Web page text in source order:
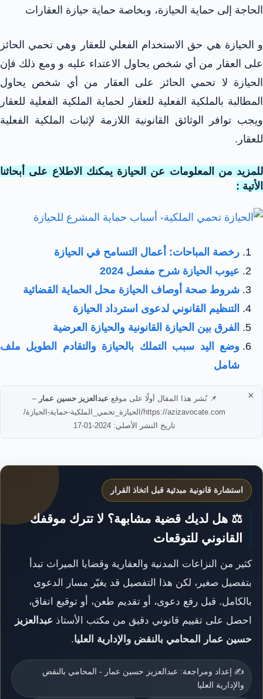
الحاجة إلى حماية الحيازة، وبخاصة حماية حيازة العقارات
و الحيازة هي حق الاستخدام الفعلي للعقار وهي تحمي الحائز
على العقار من أي شخص يحاول الاعتداء عليه و ومع ذلك فإن
الحيازة لا تحمي الحائز على العقار من أي شخص يحاول
المطالبة بالملكية الفعلية للعقار لحماية الملكية الفعلية للعقار
ويجب توافر الوثائق القانونية اللازمة لإثبات الملكية الفعلية
للعقار.
للمزيد من المعلومات عن الحيازة يمكنك الاطلاع على أبحاثنا
الأتية :
رخصة المباحات: أعمال التسامح في الحيازة
عيوب الحيازة شرح مفصل 2024
شروط صحة أوصاف الحيازة محل الحماية القضائية
التنظيم القانوني لدعوى استرداد الحيازة
الفرق بين الحيازة القانونية والحيازة العرضية
وضع اليد سبب التملك بالحيازة والتقادم الطويل ملف
شامل
📌 نُشر هذا المقال أولًا على موقع عبدالعزيز حسين عمار –
https://azizavocate.com/الحيازة_تحمي_الملكية-حماية-الحيازة/
تاريخ النشر الأصلي: 2024-01-17
×
استشارة قانونية مبدئية قبل اتخاذ القرار
⚖️ هل لديك قضية مشابهة؟ لا تترك موقفك
القانوني للتوقعات
كثير من النزاعات المدنية والعقارية وقضايا الميراث تبدأ
بتفصيل صغير، لكن هذا التفصيل قد يغيّر مسار الدعوى
بالكامل. قبل رفع دعوى، أو تقديم طعن، أو توقيع اتفاق،
احصل على تقييم قانوني دقيق من مكتب الأستاذ عبدالعزيز
حسين عمار المحامي بالنقض والإدارية العليا.
✍️ إعداد ومراجعة: عبدالعزيز حسين عمار - المحامي بالنقض
والإدارية العليا